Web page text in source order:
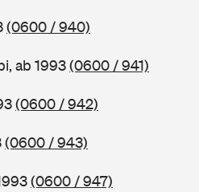
(0600 / 940)
ab 1993(0600 / 941)
(0600 / 942)
(0600 / 943)
(0600 / 947)